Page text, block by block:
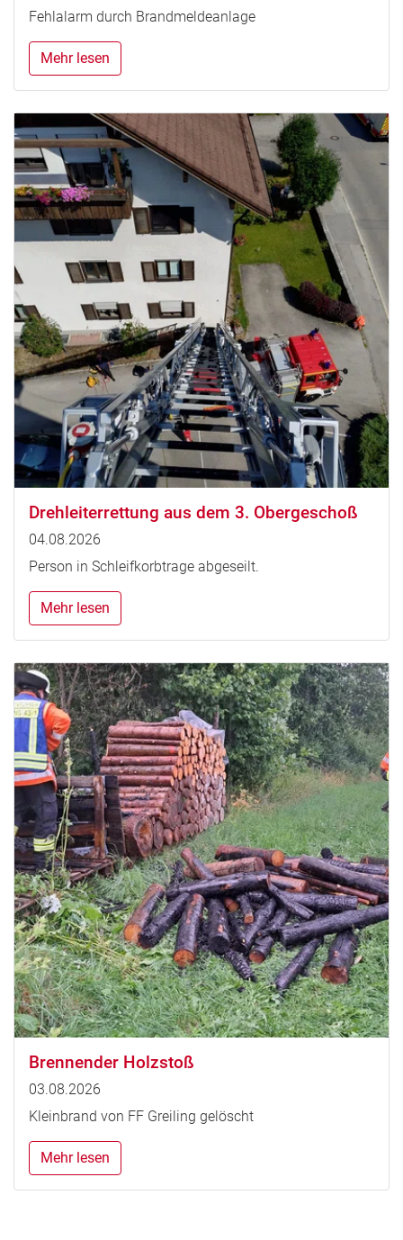
Fehlalarm durch Brandmeldeanlage
Mehr lesen
Drehleiterrettung aus dem 3. Obergeschoß
04.08.2026
Person in Schleifkorbtrage abgeseilt.
Mehr lesen
Brennender Holzstoß
03.08.2026
Kleinbrand von FF Greiling gelöscht
Mehr lesen